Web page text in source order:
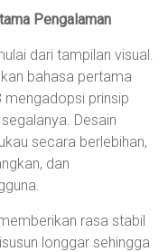
Pengalaman
dari tampilan visual.
bahasa pertama
mengadopsi prinsip
Desain
secara berlebihan,
dan
rasa stabil
longgar sehingga